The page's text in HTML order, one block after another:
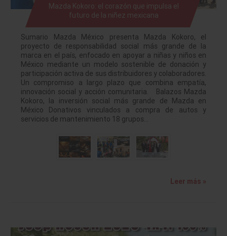
Mazda Kokoro: el corazón que impulsa el
futuro de la niñez mexicana
Sumario Mazda México presenta Mazda Kokoro, el
proyecto de responsabilidad social más grande de la
marca en el país, enfocado en apoyar a niñas y niños en
México mediante un modelo sostenible de donación y
participación activa de sus distribuidores y colaboradores.
Un compromiso a largo plazo que combina empatía,
innovación social y acción comunitaria. Balazos Mazda
Kokoro, la inversión social más grande de Mazda en
México Donativos vinculados a compra de autos y
servicios de mantenimiento 18 grupos…
Leer más »